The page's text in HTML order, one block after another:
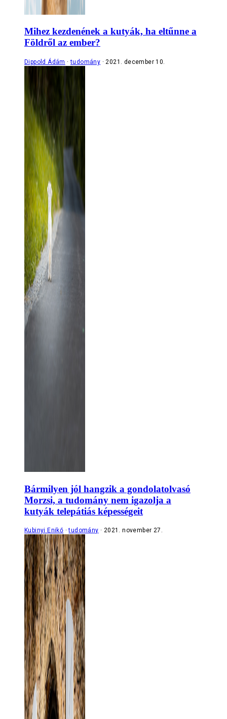
Mihez kezdenének a kutyák, ha eltűnne a
Földről az ember?
Dippold Ádám tudomány 2021. december 10.
Bármilyen jól hangzik a gondolatolvasó
Morzsi, a tudomány nem igazolja a
kutyák telepátiás képességeit
Kubinyi Enikő tudomány 2021. november 27.